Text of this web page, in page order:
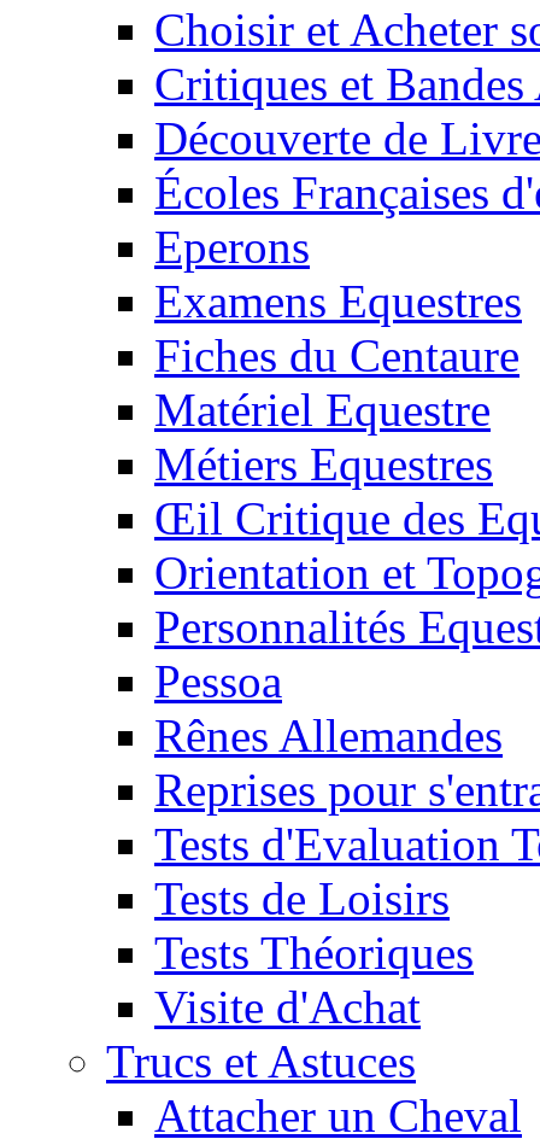
Choisir et Acheter
Critiques et
Découverte de
Écoles Françaises
Eperons
Examens Equestres
Fiches du Centaure
Matériel Equestre
Métiers Equestres
Œil Critique des
Orientation et
Personnalités
Pessoa
Rênes Allemandes
Reprises pour
Tests d'Evaluation
Tests de Loisirs
Tests Théoriques
Visite d'Achat
Trucs et Astuces
Attacher un Cheval